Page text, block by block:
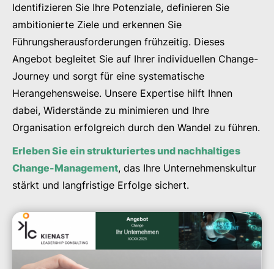
Identifizieren Sie Ihre Potenziale, definieren Sie
ambitionierte Ziele und erkennen Sie
Führungsherausforderungen frühzeitig. Dieses
Angebot begleitet Sie auf Ihrer individuellen Change-
Journey und sorgt für eine systematische
Herangehensweise. Unsere Expertise hilft Ihnen
dabei, Widerstände zu minimieren und Ihre
Organisation erfolgreich durch den Wandel zu führen.
Erleben Sie ein strukturiertes und nachhaltiges
Change-Management, das Ihre Unternehmenskultur
stärkt und langfristige Erfolge sichert.